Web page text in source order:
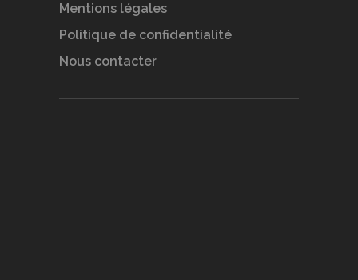
Mentions légales
Politique de confidentialité
Nous contacter